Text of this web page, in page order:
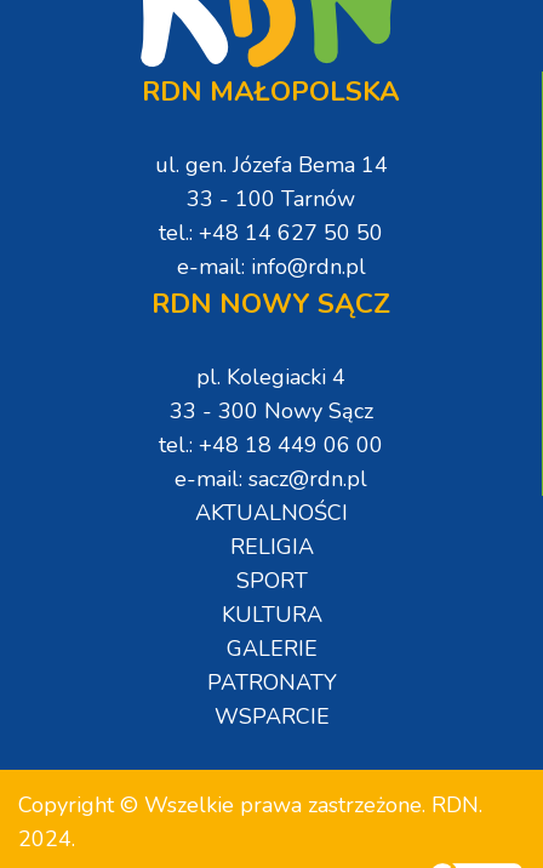
RDN MAŁOPOLSKA
ul. gen. Józefa Bema 14
33 - 100 Tarnów
tel.: +48 14 627 50 50
e-mail: info@rdn.pl
RDN NOWY SĄCZ
pl. Kolegiacki 4
33 - 300 Nowy Sącz
tel.: +48 18 449 06 00
e-mail: sacz@rdn.pl
AKTUALNOŚCI
RELIGIA
SPORT
KULTURA
GALERIE
PATRONATY
WSPARCIE
Copyright © Wszelkie prawa zastrzeżone. RDN.
2024.